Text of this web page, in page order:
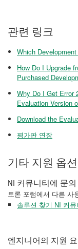
관련 링크
Which
How Do I Upgrade
Purchased
Why Do I Get Error
Evaluation Version
Download the
평가판 연장
기타 지원 옵션
NI 커뮤니티에 문의
토론 포럼에서 다른 사
솔루션 찾기 NI 커
엔지니어의 지원